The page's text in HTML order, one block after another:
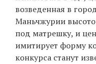
возведенная в
Маньчжурии
под матрешку, и
имитирует форму
конкурса станут